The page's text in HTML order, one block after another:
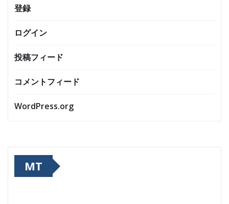
登録
ログイン
投稿フィード
コメントフィード
WordPress.org
MT